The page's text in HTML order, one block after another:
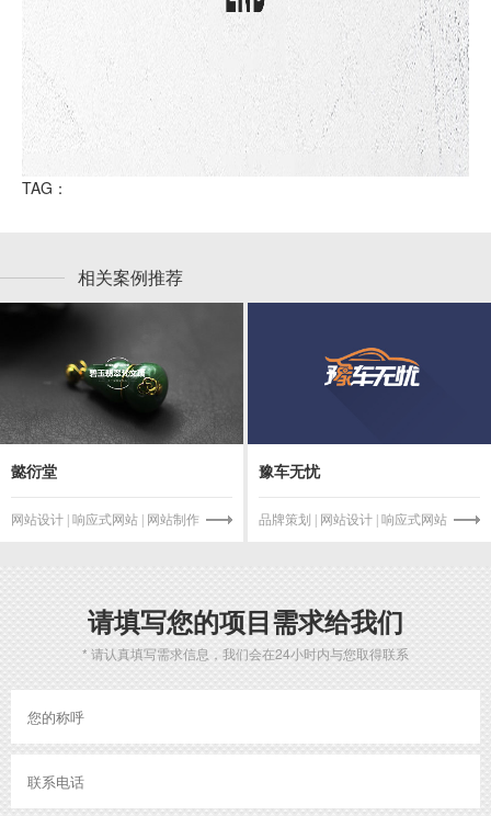
TAG：
相关案例推荐
懿衍堂
网站设计 | 响应式网站 | 网站制作
豫车无忧
品牌策划 | 网站设计 | 响应式网站
请填写您的项目需求给我们
* 请认真填写需求信息，我们会在24小时内与您取得联系